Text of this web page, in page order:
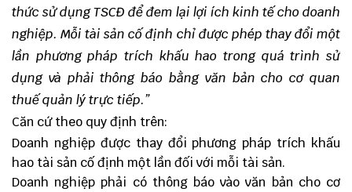
thức sử dụng TSCĐ để đem lại lợi ích kinh tế cho doanh
nghiệp. Mỗi tài sản cố định chỉ được phép thay đổi một
lần phương pháp trích khấu hao trong quá trình sử
dụng và phải thông báo bằng văn bản cho cơ quan
thuế quản lý trực tiếp.”
Căn cứ theo quy định trên:
Doanh nghiệp được thay đổi phương pháp trích khấu
hao tài sản cố định một lần đối với mỗi tài sản.
Doanh nghiệp phải có thông báo vào văn bản cho cơ